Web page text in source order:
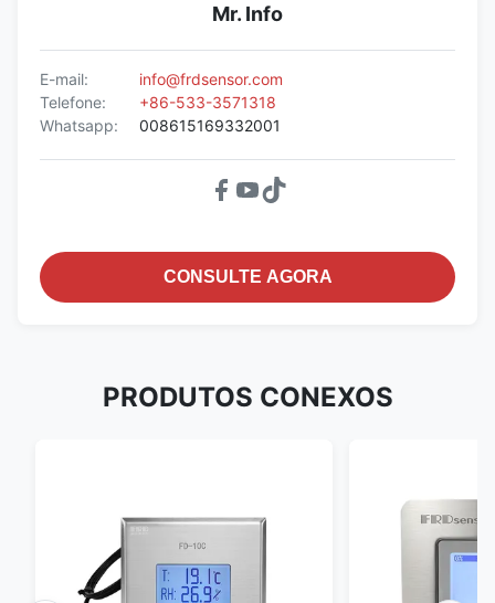
Mr. Info
E-mail:
info@frdsensor.com
Telefone:
+86-533-3571318
Whatsapp:
008615169332001
CONSULTE AGORA
PRODUTOS CONEXOS